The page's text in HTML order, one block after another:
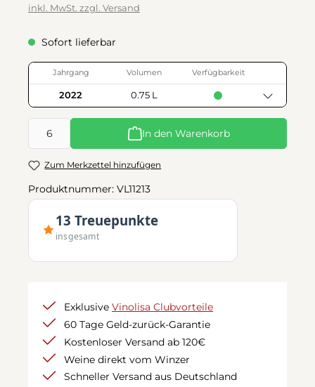
inkl. MwSt. zzgl. Versand
Sofort lieferbar
Jahrgang Volumen Verfügbarkeit
2022 0.75 L
Produkt Anzahl: Gib den gewünschten Wert ein oder
In den Warenkorb
Zum Merkzettel hinzufügen
Produktnummer: VL11213
13 Treuepunkte
insgesamt
Exklusive Vinolisa Clubvorteile
60 Tage Geld-zurück-Garantie
Kostenloser Versand ab 120€
Weine direkt vom Winzer
Schneller Versand aus Deutschland